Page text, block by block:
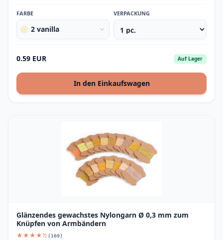
FARBE
2 vanilla
VERPACKUNG
0.59 EUR Auf Lager
In den Einkaufswagen
Glänzendes gewachstes Nylongarn Ø 0,3 mm zum
Knüpfen von Armbändern
★★★★½ (169)